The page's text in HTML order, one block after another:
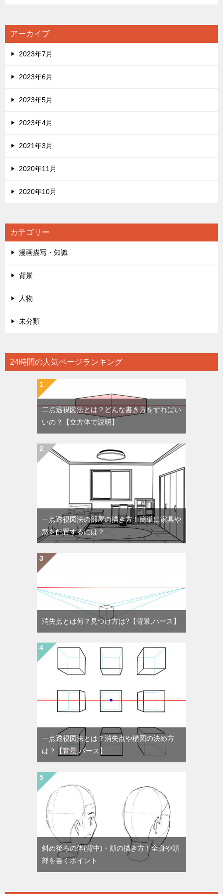
アーカイブ
2023年7月
2023年6月
2023年5月
2023年4月
2021年3月
2020年11月
2020年10月
カテゴリー
漫画描写・知識
背景
人物
未分類
24時間の人気ページランキング
二点透視図法とは？どんな書き方をすればい
いの？【立方体で説明】
一点透視図法の部屋の描き方！簡単に家具や
窓を配置するには？
消失点とは何？見つけ方は?【背景,パース】
一点透視図法とは？消失点や構図の決め方
は？【背景,パース】
斜め後ろの体(背中)・顔の描き方！全身や頭
部を書くポイント